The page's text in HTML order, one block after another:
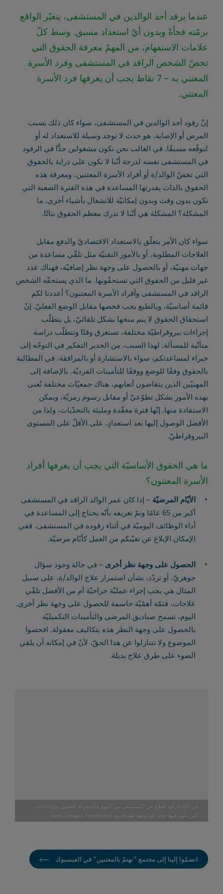
عندما يرقد أحد الوالدين في المستشفى، يتغيّر الواقع
برمّته فجأةً وبدون أيّ استعداد مسبق. وسط كلّ
علامات الاستفهام، من المهمّ معرفة الحقوق التي
تخصّ الشخص الراقد في المستشفى وفرد الأسرة
المعتني به – 7 نقاط يجب أن يعرفها فرد الأسرة
المعتني.
إنّ رقود أحد الوالدين في المستشفى، سواء كان ذلك بسبب
المرض أو الإصابة، هو حدث لا توجد وسيلة للاستعداد له أو
لتوقّعه مسبقًا. في الغالب نحن نكون مشغولين جدًّا في الرقود
في المستشفى نفسه لدرجة أنّنا لا نكون على دراية بالحقوق
التي تخصّ الوالد/ة أو أفراد الأسرة المعتنين، ومعرفة هذه
الحقوق بالذات بقدرتها المساعدة في هذه الفترة الصعبة التي
تكون بدون وقت وبدون إمكانيّة للانشغال بأشياء أخرى. ما
المشكلة؟ المشكلة هي أنّنا لا ندرك معظم الحقوق بتاتًا.
سواء كان الأمر يتعلّق بالاستعداد الاقتصاديّ والدفع مقابل
العلاجات المطلوبة، أو بالأمور التقنيّة مثل تلقّي مساعدة من
جهات مهنيّة، أو بالحصول على وجهة نظر إضافيّة، فهناك عدد
غير قليل من الحقوق التي تستحقّونها. ما الذي يستحقّه الشخص
الراقد في المستشفى وأفراد الأسرة المعتنون؟ أعددنا لكم
قائمة أساسيّة، وبالطبع يجب فحصها مقابل الوضع الفعليّ. إنّ
استحقاق الحقوق لا يتم منحها بشكل تلقائيّ، بل يتطلّب
إجراءات بيروقراطيّة مختلفة، تستغرق وقتًا وتتطلّب دراسة
متأنّية للمسألة. لهذا السبب، من الجدير التفكير في التوجّه إلى
خبراء لمساعدتكم، سواء بالاستشارة أو بالمرافقة، في المطالبة
بالحقوق وفقًا للوضع ووفقًا للتأمينات الفرديّة. بالإضافة إلى
المهنيّين الذين يتقاضون أتعابهم، هناك جمعيّات مختلفة تُعنى
بهذه الأمور بشكل تطوّعيّ أو مقابل رسوم رمزيّة، ويمكن
الاستفادة منها. إنّها فترة معقّدة ومليئة بالتحدّيات، ولذا من
الأفضل الوصول إليها بعد استعدادٍ، على الأقلّ على المستوى
البيروقراطيّ.
ما هي الحقوق الأساسيّة التي يجب أن يعرفها أفراد
الأسرة المعتنون؟
الأيّام المرضيّة – إذا كان عمر الوالد الراقد في المستشفى
أكبر من 65 عامًا وتمّ تعريفه بأنّه يحتاج إلى المساعدة في
أداء الوظائف اليوميّة في أثناء رقوده في المستشفى، ففي
الإمكان الإبلاغ عن تغيّبكم من العمل كأيّام مرضيّة.
الحصول على وجهة نظر أخرى – في حالة وجود سؤال
جوهريّ، أو تردّد، بشأن استمرار علاج الوالد/ة، على سبيل
المثال هي يجب إجراء عمليّة جراحيّة أم من الأفضل تلقّي
علاجات، فثمّة أهمّيّة حاسمة للحصول على وجهة نظر أخرى.
اليوم، تسمح صناديق المرضى والتأمينات التكميليّة
بالحصول على وجهة النظر هذه بتكاليف معقولة. افحصوا
الموضوع ولا تتنازلوا عن هذا الحقّ، لأنّ في إمكانه أن يلقي
الضوء على طرق علاج بديلة.
في أثناء الرقود للعلاج في المستشفى من المهمّ جدًّا معرفة الحقوق، مثل الحالات
التي تكون فيها حاجة إلى وجهة نظر أخرى Getty Images: FredFroese
انضمّوا إلينا إلى مجتمع "نهتمّ بالمعتنين" في الفيسبوك